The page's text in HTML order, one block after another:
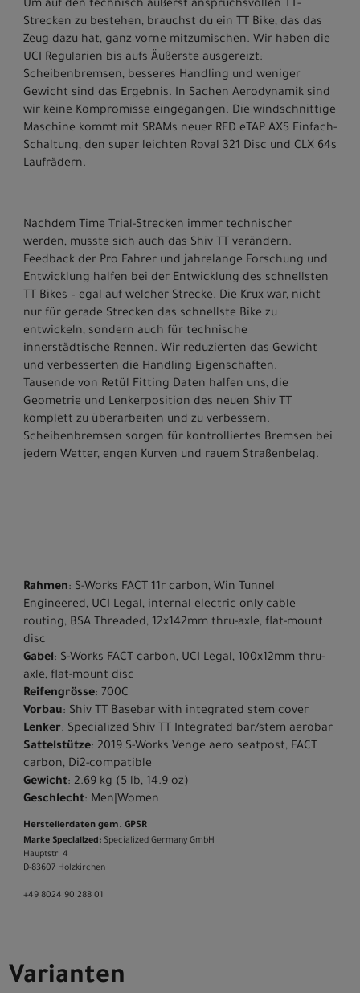
Um auf den technisch äußerst anspruchsvollen TT-
Strecken zu bestehen, brauchst du ein TT Bike, das das
Zeug dazu hat, ganz vorne mitzumischen. Wir haben die
UCI Regularien bis aufs Äußerste ausgereizt:
Scheibenbremsen, besseres Handling und weniger
Gewicht sind das Ergebnis. In Sachen Aerodynamik sind
wir keine Kompromisse eingegangen. Die windschnittige
Maschine kommt mit SRAMs neuer RED eTAP AXS Einfach-
Schaltung, den super leichten Roval 321 Disc und CLX 64s
Laufrädern.
Nachdem Time Trial-Strecken immer technischer
werden, musste sich auch das Shiv TT verändern.
Feedback der Pro Fahrer und jahrelange Forschung und
Entwicklung halfen bei der Entwicklung des schnellsten
TT Bikes – egal auf welcher Strecke. Die Krux war, nicht
nur für gerade Strecken das schnellste Bike zu
entwickeln, sondern auch für technische
innerstädtische Rennen. Wir reduzierten das Gewicht
und verbesserten die Handling Eigenschaften.
Tausende von Retül Fitting Daten halfen uns, die
Geometrie und Lenkerposition des neuen Shiv TT
komplett zu überarbeiten und zu verbessern.
Scheibenbremsen sorgen für kontrolliertes Bremsen bei
jedem Wetter, engen Kurven und rauem Straßenbelag.
Rahmen: S-Works FACT 11r carbon, Win Tunnel
Engineered, UCI Legal, internal electric only cable
routing, BSA Threaded, 12x142mm thru-axle, flat-mount
disc
Gabel: S-Works FACT carbon, UCI Legal, 100x12mm thru-
axle, flat-mount disc
Reifengrösse: 700C
Vorbau: Shiv TT Basebar with integrated stem cover
Lenker: Specialized Shiv TT Integrated bar/stem aerobar
Sattelstütze: 2019 S-Works Venge aero seatpost, FACT
carbon, Di2-compatible
Gewicht: 2.69 kg (5 lb, 14.9 oz)
Geschlecht: Men|Women
Herstellerdaten gem. GPSR
Marke Specialized: Specialized Germany GmbH
Hauptstr. 4
D-83607 Holzkirchen
+49 8024 90 288 01
Varianten